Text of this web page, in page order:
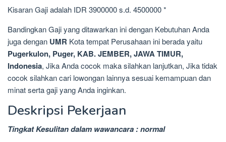
Kisaran Gaji adalah IDR 3900000 s.d. 4500000 *
Bandingkan Gaji yang ditawarkan ini dengan Kebutuhan Anda
juga dengan UMR Kota tempat Perusahaan ini berada yaitu
Pugerkulon, Puger, KAB. JEMBER, JAWA TIMUR,
Indonesia, Jika Anda cocok maka silahkan lanjutkan, Jika tidak
cocok silahkan cari lowongan lainnya sesuai kemampuan dan
minat serta gaji yang Anda inginkan.
Deskripsi Pekerjaan
Tingkat Kesulitan dalam wawancara : normal